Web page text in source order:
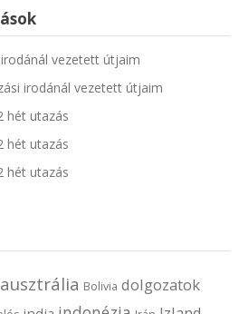
vezetett útjaim
irodánál vezetett útjaim
hét utazás
hét utazás
hét utazás
ausztrália Bolivia dolgozatok